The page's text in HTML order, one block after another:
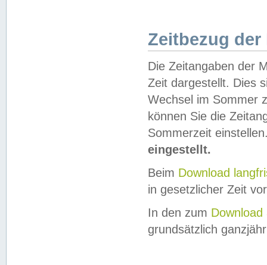
Zeitbezug der
Die Zeitangaben der
Zeit dargestellt. Dies
Wechsel im Sommer
können Sie die
Sommerzeit
eingestellt.
Beim Download
in gesetzlicher Zeit
In den zum Download
grundsätzlich